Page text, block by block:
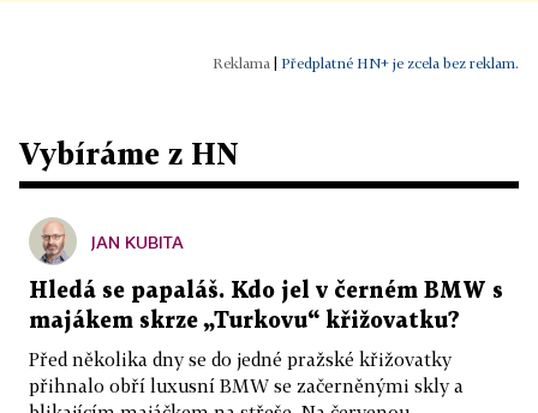
Předplatné HN+ je zcela bez reklam.
Vybíráme z HN
JAN KUBITA
Hledá se papaláš. Kdo jel v černém BMW s
majákem skrze „Turkovu“ křižovatku?
Před několika dny se do jedné pražské křižovatky
přihnalo obří luxusní BMW se začerněnými skly a